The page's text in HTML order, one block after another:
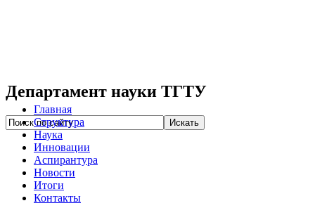
Департамент науки ТГТУ
Главная
Структура
Наука
Инновации
Аспирантура
Новости
Итоги
Контакты